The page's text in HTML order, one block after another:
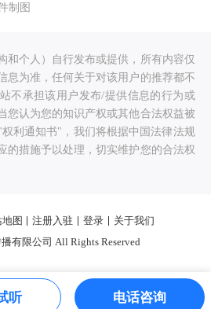
制图
和个人）自行发布或提供，所有内容仅
息为准，任何关于对该用户的推荐都不
不承担该用户发布/提供信息的行为或
您认为您的知识产权或其他合法权益被
利通知书"，我们将根据中国法律法规
的措施予以处理，切实维护您的合法权
地图 注册入驻 登录
关于我们
有限公司 All Rights Reserved
听 电话咨询